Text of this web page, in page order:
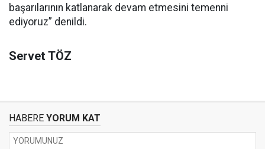
başarılarının katlanarak devam etmesini temenni
ediyoruz” denildi.
Servet TÖZ
HABERE YORUM KAT